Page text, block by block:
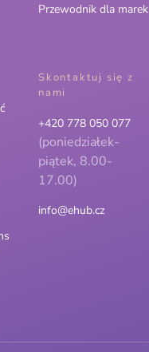
Przewodnik dla marek
Skontaktuj się z
nami
+420 778 050 077
(poniedziałek-
piątek, 8.00-
17.00)
info@ehub.cz